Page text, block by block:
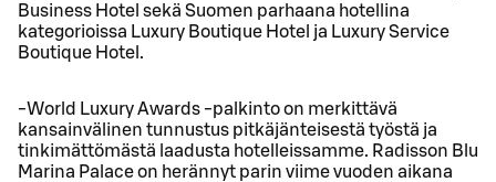
Business Hotel sekä Suomen parhaana hotellina
kategorioissa Luxury Boutique Hotel ja Luxury Service
Boutique Hotel.
-World Luxury Awards -palkinto on merkittävä
kansainvälinen tunnustus pitkäjänteisestä työstä ja
tinkimättömästä laadusta hotelleissamme. Radisson Blu
Marina Palace on herännyt parin viime vuoden aikana